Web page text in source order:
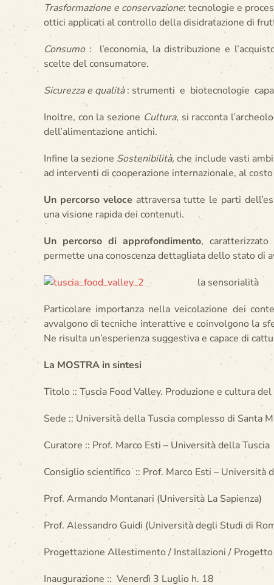
Trasformazione e conservazione: tecnologie e
ottici applicati al controllo della disidratazione di
Consumo: l’economia, la distribuzione e
scelte del consumatore.
Sicurezza e qualità: strumenti e biotecnologie
Inoltre, con la sezione Cultura, si racconta
dell’alimentazione antichi.
Infine la sezione Sostenibilità,che include vasti
ad interventi di cooperazione internazionale, al
Un percorso veloce attraversa tutte le parti
una visione rapida dei contenuti.
Un percorso di approfondimento,
permette una conoscenza dettagliata dello stato di
la sensorialità
Particolare importanza nella veicolazione dei
avvalgono di tecniche interattive e coinvolgono la
Ne risulta un’esperienza suggestiva e capace di
La MOSTRA in sintesi
Titolo :: Tuscia Food Valley. Produzione e cultura
Sede :: Università della Tuscia complesso di Santa
Curatore :: Prof. Marco Esti – Università della Tuscia
Consiglio scientifico :: Prof. Marco Esti – Università
Prof. Armando Montanari (Università La Sapienza)
Prof. Alessandro Guidi (Università degli Studi di
Progettazione Allestimento / Installazioni / Progetto
Inaugurazione :: Venerdì 3 Luglio h. 18